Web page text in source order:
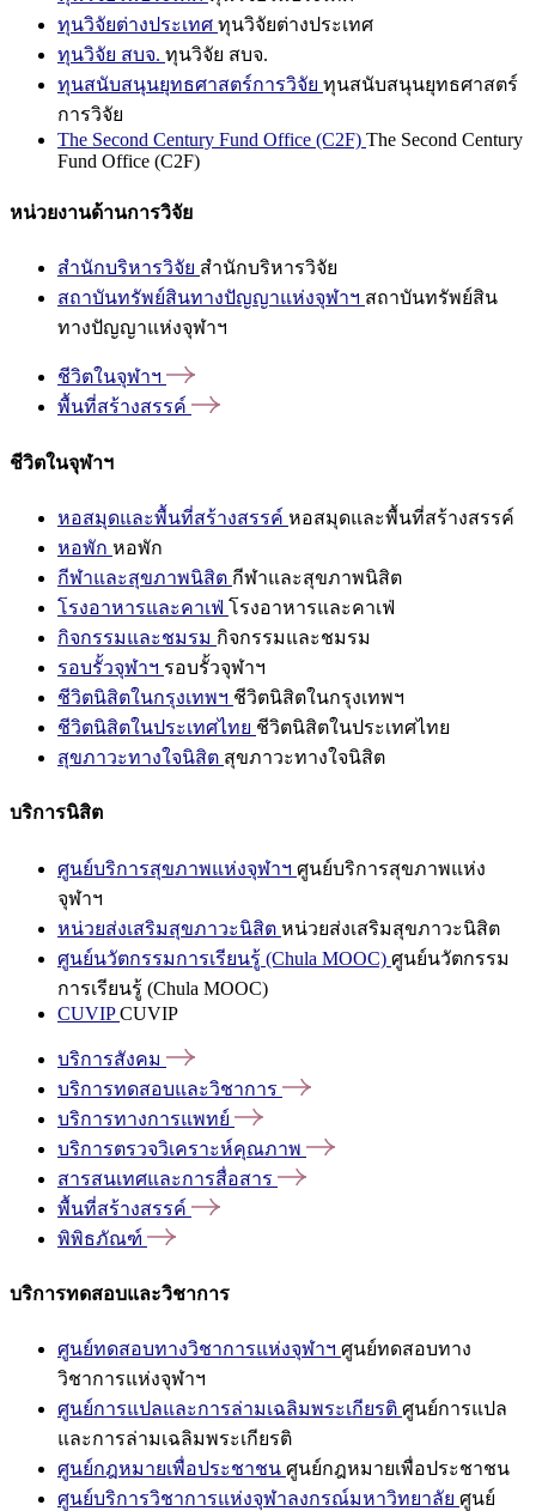
ทุนวิจัยต่างประเทศ ทุนวิจัยต่างประเทศ
ทุนวิจัย สบจ. ทุนวิจัย สบจ.
ทุนสนับสนุนยุทธศาสตร์การวิจัย ทุนสนับสนุนยุทธศาสตร์
การวิจัย
The Second Century Fund Office (C2F) The Second Century
Fund Office (C2F)
หน่วยงานด้านการวิจัย
สำนักบริหารวิจัย สำนักบริหารวิจัย
สถาบันทรัพย์สินทางปัญญาแห่งจุฬาฯ สถาบันทรัพย์สิน
ทางปัญญาแห่งจุฬาฯ
ชีวิตในจุฬาฯ
พื้นที่สร้างสรรค์
ชีวิตในจุฬาฯ
หอสมุดและพื้นที่สร้างสรรค์ หอสมุดและพื้นที่สร้างสรรค์
หอพัก หอพัก
กีฬาและสุขภาพนิสิต กีฬาและสุขภาพนิสิต
โรงอาหารและคาเฟ่ โรงอาหารและคาเฟ่
กิจกรรมและชมรม กิจกรรมและชมรม
รอบรั้วจุฬาฯ รอบรั้วจุฬาฯ
ชีวิตนิสิตในกรุงเทพฯ ชีวิตนิสิตในกรุงเทพฯ
ชีวิตนิสิตในประเทศไทย ชีวิตนิสิตในประเทศไทย
สุขภาวะทางใจนิสิต สุขภาวะทางใจนิสิต
บริการนิสิต
ศูนย์บริการสุขภาพแห่งจุฬาฯ ศูนย์บริการสุขภาพแห่ง
จุฬาฯ
หน่วยส่งเสริมสุขภาวะนิสิต หน่วยส่งเสริมสุขภาวะนิสิต
ศูนย์นวัตกรรมการเรียนรู้ (Chula MOOC) ศูนย์นวัตกรรม
การเรียนรู้ (Chula MOOC)
CUVIPCUVIP
บริการสังคม
บริการทดสอบและวิชาการ
บริการทางการแพทย์
บริการตรวจวิเคราะห์คุณภาพ
สารสนเทศและการสื่อสาร
พื้นที่สร้างสรรค์
พิพิธภัณฑ์
บริการทดสอบและวิชาการ
ศูนย์ทดสอบทางวิชาการแห่งจุฬาฯ ศูนย์ทดสอบทาง
วิชาการแห่งจุฬาฯ
ศูนย์การแปลและการล่ามเฉลิมพระเกียรติ ศูนย์การแปล
และการล่ามเฉลิมพระเกียรติ
ศูนย์กฎหมายเพื่อประชาชน ศูนย์กฎหมายเพื่อประชาชน
ศูนย์บริการวิชาการแห่งจุฬาลงกรณ์มหาวิทยาลัย ศูนย์